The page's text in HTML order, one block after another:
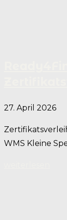
27. April 2026
WMS Kleine